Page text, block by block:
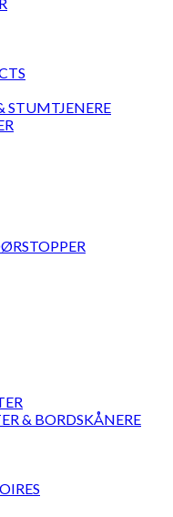
STUMTJENERE
& BORDSKÅNERE